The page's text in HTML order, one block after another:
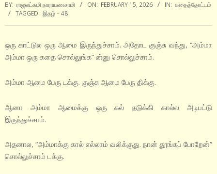
BY: ராஜலட்சுமி நாராயணசாமி ON: FEBRUARY 15, 2026 IN: கதைத்தோட்டம்
TAGGED: இதழ் – 48
ஒரு காட்டுல ஒரு ஆமை இருந்துச்சாம். அதோட குஞ்சு வந்து, “அம்மா
அம்மா ஒரு கதை சொல்லுங்க” ன்னு சொல்லுச்சாம்.
அம்மா ஆமை பேரு டக்கு. குஞ்சு ஆமை பேரு திக்கு.
ஆனா அம்மா ஆமைக்கு ஒரு கல் தடுக்கி கால்ல அடிபட்டு
இருந்துச்சாம்.
அதனால, “அம்மாக்கு கால் எல்லாம் வலிக்குது. நான் தூங்கப் போறேன்”
சொல்லுச்சாம் டக்கு.